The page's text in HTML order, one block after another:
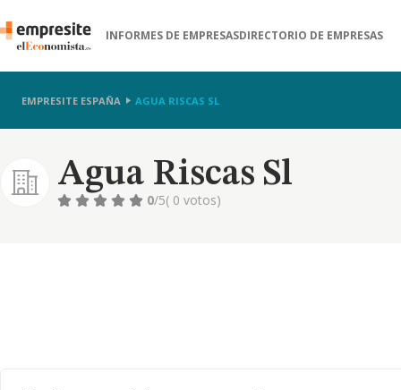
INFORMES DE EMPRESASDIRECTORIO DE EMPRESAS
EMPRESITE ESPAÑA AGUA RISCAS SL
Agua Riscas Sl
0/5( 0 votos)